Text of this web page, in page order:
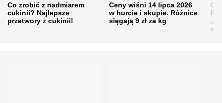
Co zrobić z nadmiarem
cukinii? Najlepsze
przetwory z cukinii!
Ceny wiśni 14 lipca 2026
w hurcie i skupie. Różnice
sięgają 9 zł za kg